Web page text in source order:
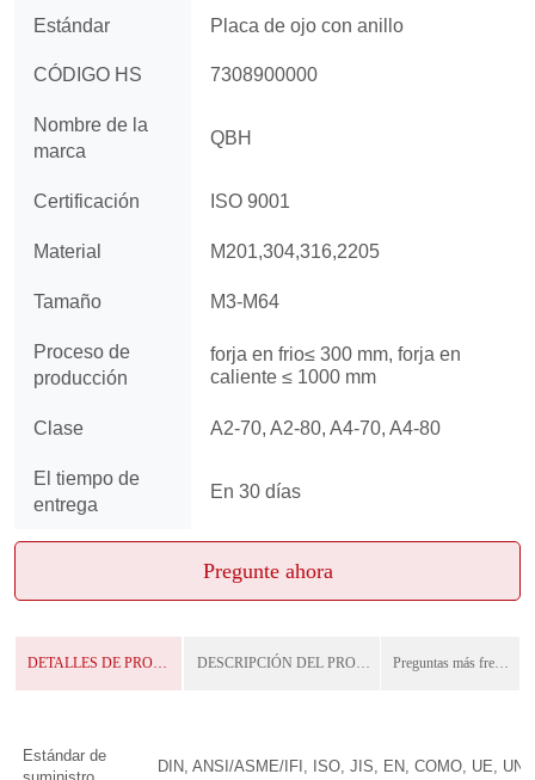
Pregunte ahora
DETALLES DE PRODUCTO DESCRIPCIÓN DEL PRODUCTO Preguntas más frecuentes